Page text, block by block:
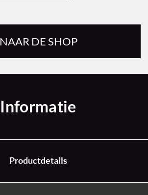
NAAR DE SHOP
Informatie
Productdetails